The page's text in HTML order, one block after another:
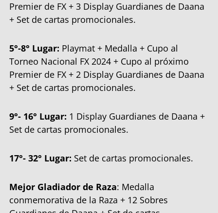
Premier de FX + 3 Display Guardianes de Daana
+ Set de cartas promocionales.
5°-8° Lugar: Playmat + Medalla + Cupo al
Torneo Nacional FX 2024 + Cupo al próximo
Premier de FX + 2 Display Guardianes de Daana
+ Set de cartas promocionales.
9°- 16° Lugar: 1 Display Guardianes de Daana +
Set de cartas promocionales.
17°- 32° Lugar: Set de cartas promocionales.
Mejor Gladiador de Raza: Medalla
conmemorativa de la Raza + 12 Sobres